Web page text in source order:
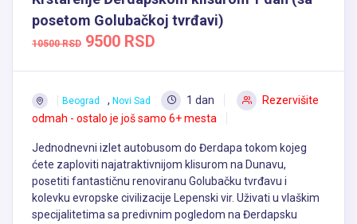
posetom Golubačkoj tvrđavi)
10500 RSD 9500 RSD
Beograd , Novi Sad 1 dan
Rezervišite
odmah - ostalo je još samo 6+ mesta
Jednodnevni izlet autobusom do Đerdapa tokom kojeg
ćete zaploviti najatraktivnijom klisurom na Dunavu,
posetiti fantastičnu renoviranu Golubačku tvrđavu i
kolevku evropske civilizacije Lepenski vir. Uživati u vlaškim
specijalitetima sa predivnim pogledom na Đerdapsku